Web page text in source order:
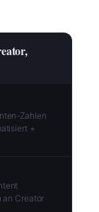
Zahlen
+
an Creator